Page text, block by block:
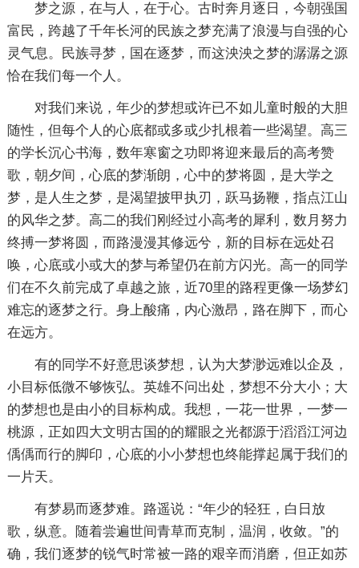
梦之源，在与人，在于心。古时奔月逐日，今朝强国
富民，跨越了千年长河的民族之梦充满了浪漫与自强的心
灵气息。民族寻梦，国在逐梦，而这泱泱之梦的潺潺之源
恰在我们每一个人。
对我们来说，年少的梦想或许已不如儿童时般的大胆
随性，但每个人的心底都或多或少扎根着一些渴望。高三
的学长沉心书海，数年寒窗之功即将迎来最后的高考赞
歌，朝夕间，心底的梦渐朗，心中的梦将圆，是大学之
梦，是人生之梦，是渴望披甲执刃，跃马扬鞭，指点江山
的风华之梦。高二的我们刚经过小高考的犀利，数月努力
终搏一梦将圆，而路漫漫其修远兮，新的目标在远处召
唤，心底或小或大的梦与希望仍在前方闪光。高一的同学
们在不久前完成了卓越之旅，近70里的路程更像一场梦幻
难忘的逐梦之行。身上酸痛，内心激昂，路在脚下，而心
在远方。
有的同学不好意思谈梦想，认为大梦渺远难以企及，
小目标低微不够恢弘。英雄不问出处，梦想不分大小；大
的梦想也是由小的目标构成。我想，一花一世界，一梦一
桃源，正如四大文明古国的的耀眼之光都源于滔滔江河边
偊偊而行的脚印，心底的小小梦想也终能撑起属于我们的
一片天。
有梦易而逐梦难。路遥说：“年少的轻狂，白日放
歌，纵意。随着尝遍世间青草而克制，温润，收敛。”的
确，我们逐梦的锐气时常被一路的艰辛而消磨，但正如苏